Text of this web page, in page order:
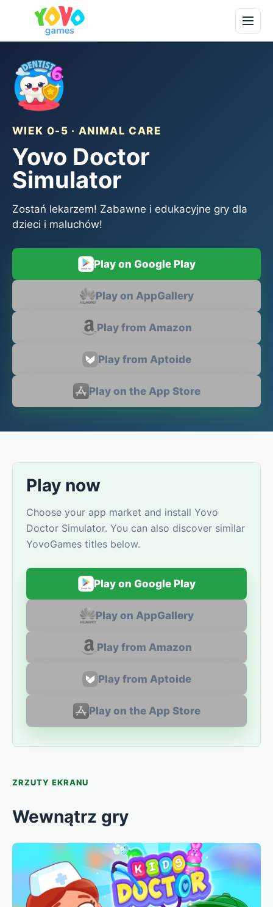
WIEK 0-5 · ANIMAL CARE
Yovo Doctor
Simulator
Zostań lekarzem! Zabawne i edukacyjne gry dla
dzieci i maluchów!
Play on Google Play
Play on AppGallery
Play from Amazon
Play from Aptoide
Play on the App Store
Play now
Choose your app market and install Yovo
Doctor Simulator. You can also discover similar
YovoGames titles below.
Play on Google Play
Play on AppGallery
Play from Amazon
Play from Aptoide
Play on the App Store
ZRZUTY EKRANU
Wewnątrz gry